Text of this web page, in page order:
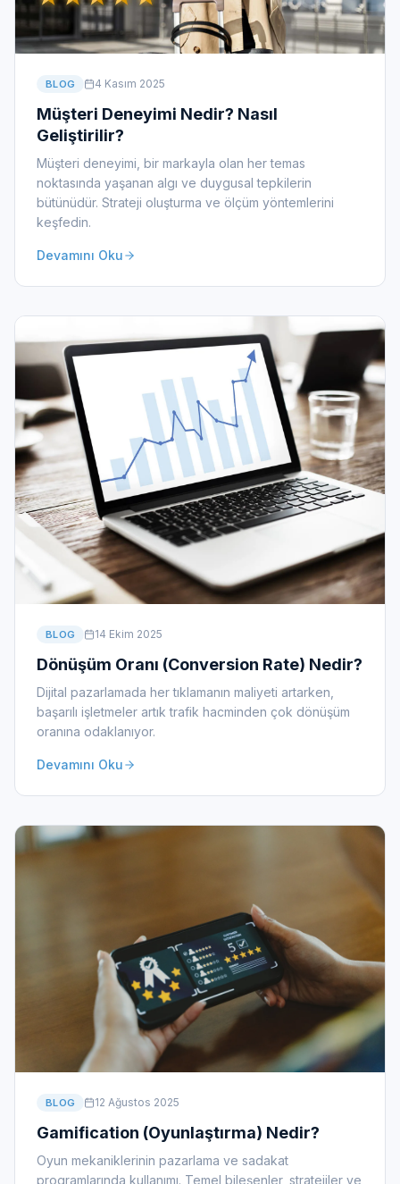
BLOG 4 Kasım 2025
Müşteri Deneyimi Nedir? Nasıl
Geliştirilir?
Müşteri deneyimi, bir markayla olan her temas
noktasında yaşanan algı ve duygusal tepkilerin
bütünüdür. Strateji oluşturma ve ölçüm yöntemlerini
keşfedin.
Devamını Oku
BLOG 14 Ekim 2025
Dönüşüm Oranı (Conversion Rate) Nedir?
Dijital pazarlamada her tıklamanın maliyeti artarken,
başarılı işletmeler artık trafik hacminden çok dönüşüm
oranına odaklanıyor.
Devamını Oku
BLOG 12 Ağustos 2025
Gamification (Oyunlaştırma) Nedir?
Oyun mekaniklerinin pazarlama ve sadakat
programlarında kullanımı. Temel bileşenler, stratejiler ve